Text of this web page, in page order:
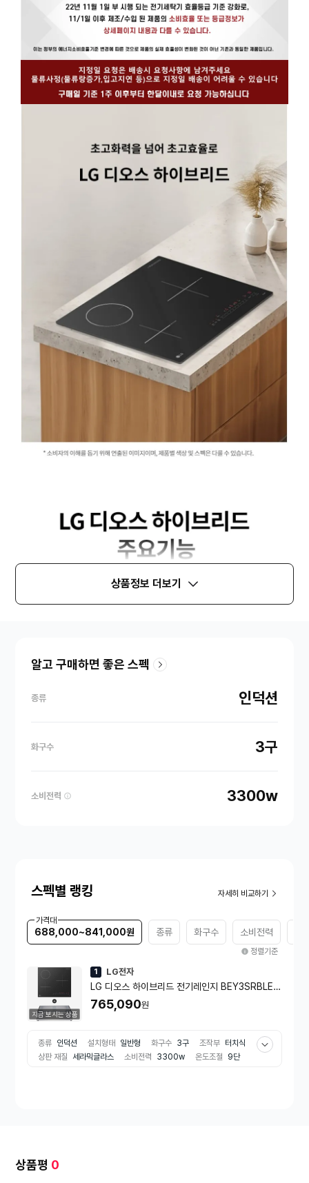
상품정보 더보기
알고 구매하면 좋은 스펙
종류 인덕션
화구수 3구
소비전력 3300w
스펙별 랭킹 자세히 비교하기
가격대
688,000~841,000원 종류 화구수 소비전력
정렬기준
지금 보시는 상품
1 LG전자
LG 디오스 하이브리드 전기레인지 BEY3SRBLEA
[프리스탠딩 15cm 케이스]
765,090원
종류 인덕션 설치형태 일반형 화구수 3구 조작부 터치식
상판 재질
세라믹글라스 소비전력 3300w 온도조절
9단
상품평 0